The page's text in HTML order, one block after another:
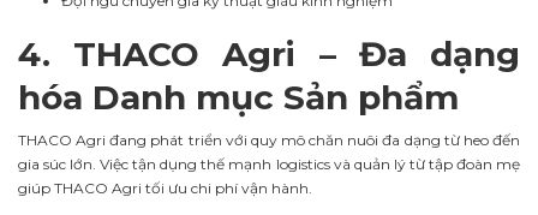
4. THACO Agri – Đa dạng
hóa Danh mục Sản phẩm
THACO Agri đang phát triển với quy mô chăn nuôi đa dạng từ heo đến
gia súc lớn. Việc tận dụng thế mạnh logistics và quản lý từ tập đoàn mẹ
giúp THACO Agri tối ưu chi phí vận hành.